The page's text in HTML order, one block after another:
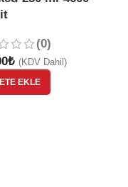
(0)
₺ (KDV Dahil)
EKLE